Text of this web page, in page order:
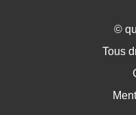
©
Tous